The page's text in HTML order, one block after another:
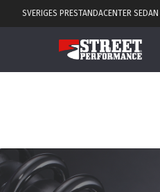
SVERIGES PRESTANDACENTER